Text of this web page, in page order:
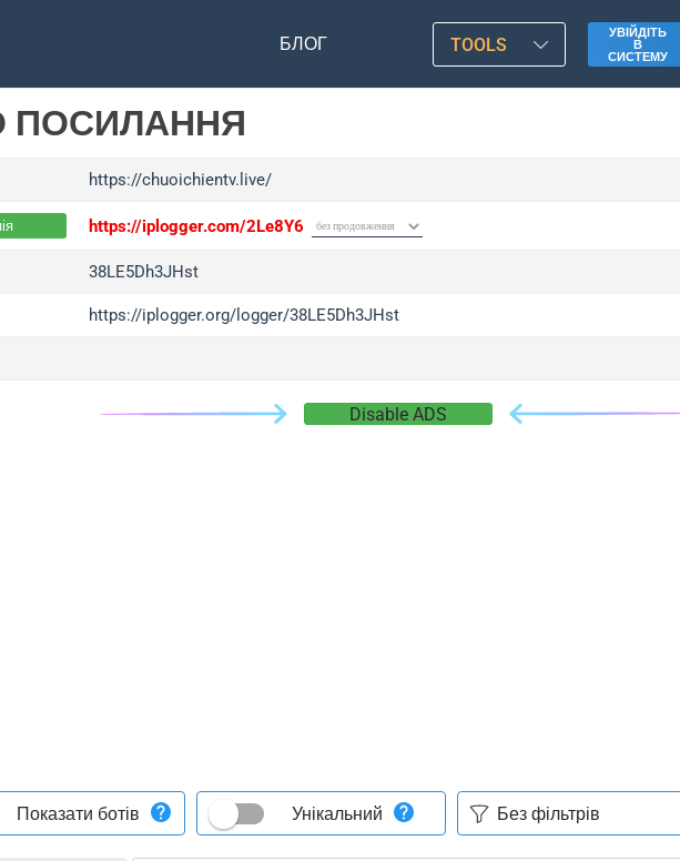
БЛОГ TOOLS
УВІЙДІТЬ
В
СИСТЕМУ
ПОСИЛАННЯ
https://chuoichientv.live/
https://iplogger.com/2Le8Y6
38LE5Dh3JHst
https://iplogger.org/logger/38LE5Dh3JHst
Disable ADS
Показати ботів Унікальний